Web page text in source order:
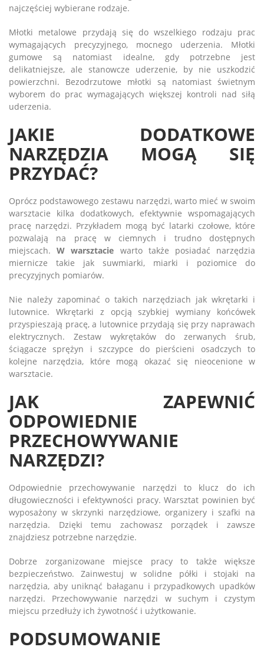
najczęściej wybierane rodzaje.
Młotki metalowe przydają się do wszelkiego rodzaju prac
wymagających precyzyjnego, mocnego uderzenia. Młotki
gumowe są natomiast idealne, gdy potrzebne jest
delikatniejsze, ale stanowcze uderzenie, by nie uszkodzić
powierzchni. Bezodrzutowe młotki są natomiast świetnym
wyborem do prac wymagających większej kontroli nad siłą
uderzenia.
JAKIE DODATKOWE
NARZĘDZIA MOGĄ SIĘ
PRZYDAĆ?
Oprócz podstawowego zestawu narzędzi, warto mieć w swoim
warsztacie kilka dodatkowych, efektywnie wspomagających
pracę narzędzi. Przykładem mogą być latarki czołowe, które
pozwalają na pracę w ciemnych i trudno dostępnych
miejscach.W warsztacie warto także posiadać narzędzia
miernicze takie jak suwmiarki, miarki i poziomice do
precyzyjnych pomiarów.
Nie należy zapominać o takich narzędziach jak wkrętarki i
lutownice. Wkrętarki z opcją szybkiej wymiany końcówek
przyspieszają pracę, a lutownice przydają się przy naprawach
elektrycznych. Zestaw wykrętaków do zerwanych śrub,
ściągacze sprężyn i szczypce do pierścieni osadczych to
kolejne narzędzia, które mogą okazać się nieocenione w
warsztacie.
JAK ZAPEWNIĆ
ODPOWIEDNIE
PRZECHOWYWANIE
NARZĘDZI?
Odpowiednie przechowywanie narzędzi to klucz do ich
długowieczności i efektywności pracy. Warsztat powinien być
wyposażony w skrzynki narzędziowe, organizery i szafki na
narzędzia. Dzięki temu zachowasz porządek i zawsze
znajdziesz potrzebne narzędzie.
Dobrze zorganizowane miejsce pracy to także większe
bezpieczeństwo. Zainwestuj w solidne półki i stojaki na
narzędzia, aby uniknąć bałaganu i przypadkowych upadków
narzędzi. Przechowywanie narzędzi w suchym i czystym
miejscu przedłuży ich żywotność i użytkowanie.
PODSUMOWANIE